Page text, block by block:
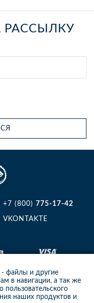
- файлы и другие
в навигации, а так же
пользовательского
наших продуктов и
+7 (800) 775-17-42
VKONTAKTE
ОГРН: 1097448007216